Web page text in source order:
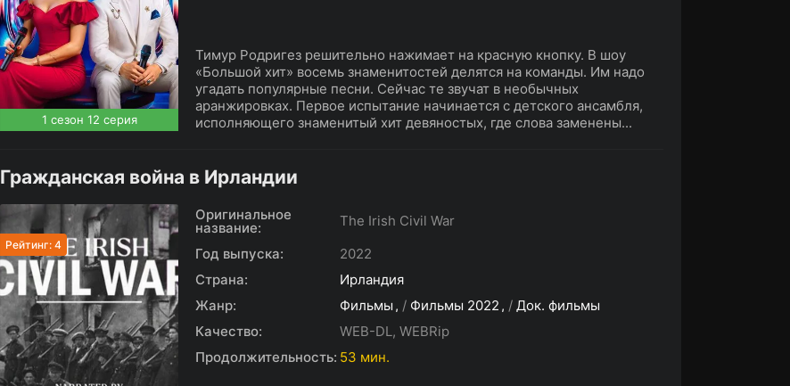
1 сезон 12 серия
Тимур Родригез решительно нажимает на красную кнопку. В шоу
«Большой хит» восемь знаменитостей делятся на команды. Им надо
угадать популярные песни. Сейчас те звучат в необычных
аранжировках. Первое испытание начинается с детского ансамбля,
исполняющего знаменитый хит девяностых, где слова заменены...
Гражданская война в Ирландии
Рейтинг: 4
Оригинальное
название:
The Irish Civil War
Год выпуска:
2022
Страна:
Ирландия
Жанр:
Фильмы / Фильмы 2022 / Док. фильмы
Качество:
WEB-DL, WEBRip
Продолжительность: 53 мин.